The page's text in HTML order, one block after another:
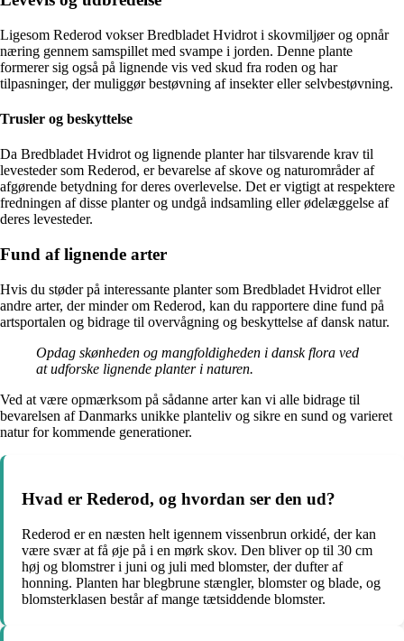
Ligesom Rederod vokser Bredbladet Hvidrot i skovmiljøer og opnår
næring gennem samspillet med svampe i jorden. Denne plante
formerer sig også på lignende vis ved skud fra roden og har
tilpasninger, der muliggør bestøvning af insekter eller selvbestøvning.
Trusler og beskyttelse
Da Bredbladet Hvidrot og lignende planter har tilsvarende krav til
levesteder som Rederod, er bevarelse af skove og naturområder af
afgørende betydning for deres overlevelse. Det er vigtigt at respektere
fredningen af disse planter og undgå indsamling eller ødelæggelse af
deres levesteder.
Fund af lignende arter
Hvis du støder på interessante planter som Bredbladet Hvidrot eller
andre arter, der minder om Rederod, kan du rapportere dine fund på
artsportalen og bidrage til overvågning og beskyttelse af dansk natur.
Opdag skønheden og mangfoldigheden i dansk flora ved
at udforske lignende planter i naturen.
Ved at være opmærksom på sådanne arter kan vi alle bidrage til
bevarelsen af Danmarks unikke planteliv og sikre en sund og varieret
natur for kommende generationer.
Hvad er Rederod, og hvordan ser den ud?
Rederod er en næsten helt igennem vissenbrun orkidé, der kan
være svær at få øje på i en mørk skov. Den bliver op til 30 cm
høj og blomstrer i juni og juli med blomster, der dufter af
honning. Planten har blegbrune stængler, blomster og blade, og
blomsterklasen består af mange tætsiddende blomster.